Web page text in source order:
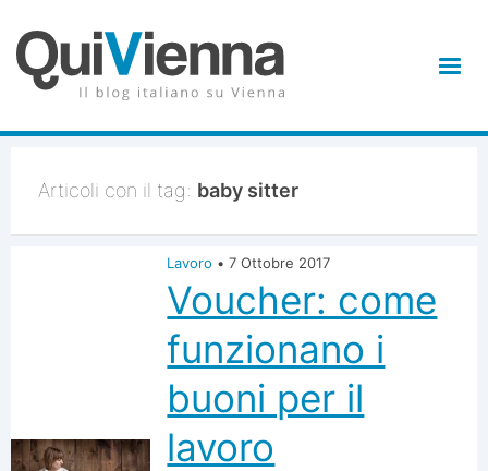
Articoli con il tag: baby sitter
Lavoro • 7 Ottobre 2017
Voucher: come
funzionano i
buoni per il
lavoro